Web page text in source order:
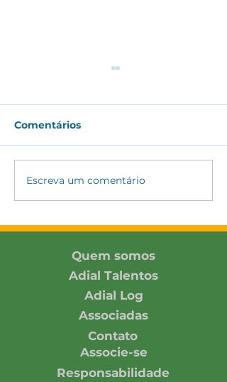
ADIAL amplia
conexões com
no SIAVS 2026
Comentários
Escreva um comentário
Quem somos
Adial Talentos
Adial Log
Associadas
Contato
Associe-se
Responsabilidade